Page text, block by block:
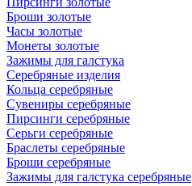
Броши золотые
Часы золотые
Монеты золотые
Зажимы для галстука
Серебряные изделия
Кольца серебряные
Сувениры серебряные
Пирсинги серебряные
Серьги серебряные
Браслеты серебряные
Броши серебряные
Зажимы для галстука серебряные